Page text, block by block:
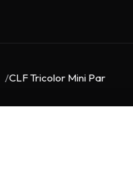
CLF Tricolor Mini Par